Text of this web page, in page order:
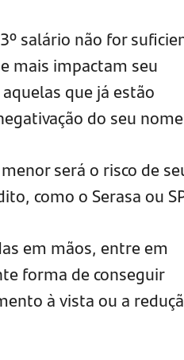
salário não for
mais impactam seu
que já estão
do seu
será o risco de
como o Serasa ou
em mãos, entre em
forma de conseguir
à vista ou a